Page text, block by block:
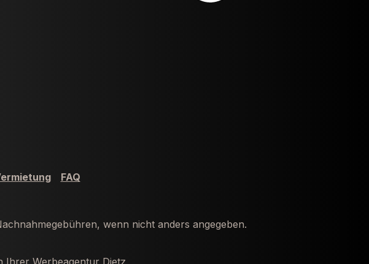
FAQ
wenn nicht anders angegeben.
Ihrer Werbeagentur Dietz